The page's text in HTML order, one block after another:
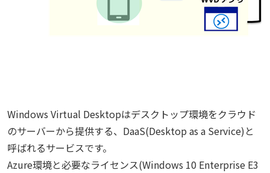
Windows Virtual Desktopはデスクトップ環境をクラウド
のサーバーから提供する、DaaS(Desktop as a Service)と
呼ばれるサービスです。
Azure環境と必要なライセンス(Windows 10 Enterprise E3